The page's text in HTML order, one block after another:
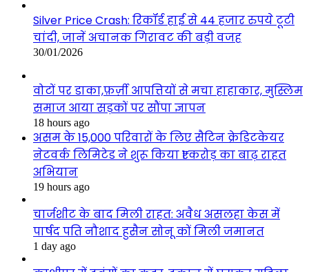
Silver Price Crash: रिकॉर्ड हाई से 44 हजार रुपये टूटी
चांदी, जानें अचानक गिरावट की बड़ी वजह
30/01/2026
वोटों पर डाका,फ़र्ज़ी आपत्तियों से मचा हाहाकार, मुस्लिम
समाज आया सड़कों पर सौंपा ज्ञापन
18 hours ago
असम के 15,000 परिवारों के लिए सैटिन क्रेडिटकेयर
नेटवर्क लिमिटेड ने शुरू किया ₹1 करोड़ का बाढ़ राहत
अभियान
19 hours ago
चार्जशीट के बाद मिली राहत: अवैध असलहा केस में
पार्षद पति नौशाद हुसैन सोनू कों मिली जमानत
1 day ago